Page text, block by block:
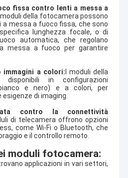
fissa contro lenti a messa a
I moduli della fotocamera possono
messa a fuoco fissa, che sono
lunghezza focale, o di
automatica, che regolano
messa a fuoco per garantire
immagini a colori: I moduli della
disponibili in configurazioni
e nero) e a colori, per
di imaging.
contro la connettività
di telecamera offrono opzioni
come Wi-Fi o Bluetooth, che
e il controllo remoto.
moduli fotocamera:
applicazioni in vari settori,
Sinoseen è stata stabilita nel